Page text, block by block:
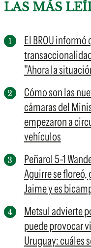
LAS MÁS
El BROU
"Ahora la
Cómo son las
cámaras del
empezaron a
vehículos
Peñarol 5-1
Aguirre se floreó,
Jaime y es
Metsul advierte
puede provocar
Uruguay: cuáles